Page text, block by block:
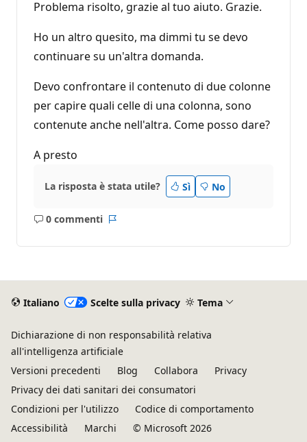
Problema risolto, grazie al tuo aiuto. Grazie.
Ho un altro quesito, ma dimmi tu se devo
continuare su un'altra domanda.
Devo confrontare il contenuto di due colonne
per capire quali celle di una colonna, sono
contenute anche nell'altra. Come posso dare?
A presto
La risposta è stata utile? Sì No
0 commenti
Nessun
Report
Italiano Scelte sulla privacy Tema
Dichiarazione di non responsabilità relativa
all'intelligenza artificiale
Versioni precedenti
Blog Collabora
Privacy
Privacy dei dati sanitari dei consumatori
Condizioni per l'utilizzo
Codice di comportamento
Accessibilità
Marchi © Microsoft 2026